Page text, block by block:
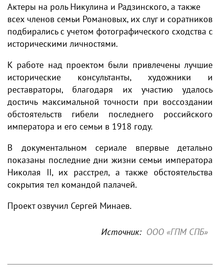
Актеры на роль Никулина и Радзинского, а также
всех членов семьи Романовых, их слуг и соратников
подбирались с учетом фотографического сходства с
историческими личностями.
К работе над проектом были привлечены лучшие
исторические консультанты, художники и
реставраторы, благодаря их участию удалось
достичь максимальной точности при воссоздании
обстоятельств гибели последнего российского
императора и его семьи в 1918 году.
В документальном сериале впервые детально
показаны последние дни жизни семьи императора
Николая II, их расстрел, а также обстоятельства
сокрытия тел командой палачей.
Проект озвучил Сергей Минаев.
Источник: ООО «ГПМ СПБ»